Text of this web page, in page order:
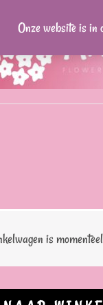
is
Onze website is in